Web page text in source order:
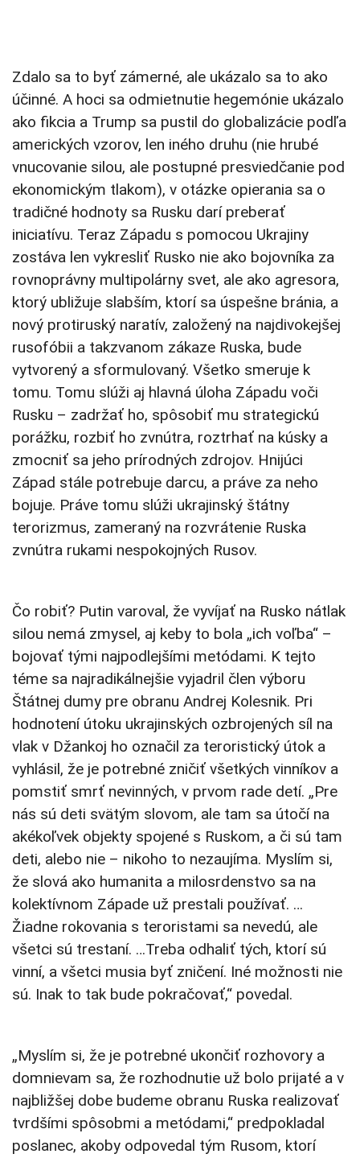
Zdalo sa to byť zámerné, ale ukázalo sa to ako
účinné. A hoci sa odmietnutie hegemónie ukázalo
ako fikcia a Trump sa pustil do globalizácie podľa
amerických vzorov, len iného druhu (nie hrubé
vnucovanie silou, ale postupné presviedčanie pod
ekonomickým tlakom), v otázke opierania sa o
tradičné hodnoty sa Rusku darí preberať
iniciatívu. Teraz Západu s pomocou Ukrajiny
zostáva len vykresliť Rusko nie ako bojovníka za
rovnoprávny multipolárny svet, ale ako agresora,
ktorý ubližuje slabším, ktorí sa úspešne bránia, a
nový protiruský naratív, založený na najdivokejšej
rusofóbii a takzvanom zákaze Ruska, bude
vytvorený a sformulovaný. Všetko smeruje k
tomu. Tomu slúži aj hlavná úloha Západu voči
Rusku – zadržať ho, spôsobiť mu strategickú
porážku, rozbiť ho zvnútra, roztrhať na kúsky a
zmocniť sa jeho prírodných zdrojov. Hnijúci
Západ stále potrebuje darcu, a práve za neho
bojuje. Práve tomu slúži ukrajinský štátny
terorizmus, zameraný na rozvrátenie Ruska
zvnútra rukami nespokojných Rusov.
Čo robiť? Putin varoval, že vyvíjať na Rusko nátlak
silou nemá zmysel, aj keby to bola „ich voľba“ –
bojovať tými najpodlejšími metódami. K tejto
téme sa najradikálnejšie vyjadril člen výboru
Štátnej dumy pre obranu Andrej Kolesnik. Pri
hodnotení útoku ukrajinských ozbrojených síl na
vlak v Džankoj ho označil za teroristický útok a
vyhlásil, že je potrebné zničiť všetkých vinníkov a
pomstiť smrť nevinných, v prvom rade detí. „Pre
nás sú deti svätým slovom, ale tam sa útočí na
akékoľvek objekty spojené s Ruskom, a či sú tam
deti, alebo nie – nikoho to nezaujíma. Myslím si,
že slová ako humanita a milosrdenstvo sa na
kolektívnom Západe už prestali používať. …
Žiadne rokovania s teroristami sa nevedú, ale
všetci sú trestaní. …Treba odhaliť tých, ktorí sú
vinní, a všetci musia byť zničení. Iné možnosti nie
sú. Inak to tak bude pokračovať,“ povedal.
„Myslím si, že je potrebné ukončiť rozhovory a
domnievam sa, že rozhodnutie už bolo prijaté a v
najbližšej dobe budeme obranu Ruska realizovať
tvrdšími spôsobmi a metódami,“ predpokladal
poslanec, akoby odpovedal tým Rusom, ktorí